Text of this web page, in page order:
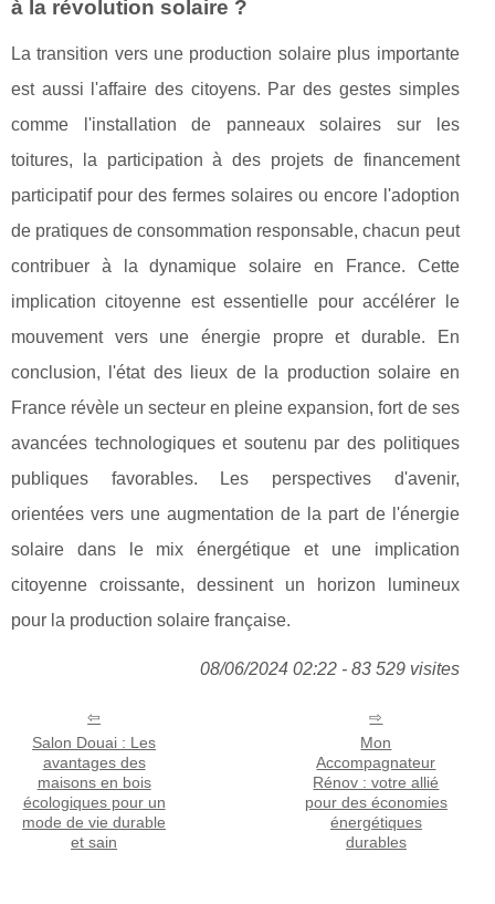
à la révolution solaire ?
La transition vers une production solaire plus importante
est aussi l'affaire des citoyens. Par des gestes simples
comme l'installation de panneaux solaires sur les
toitures, la participation à des projets de financement
participatif pour des fermes solaires ou encore l'adoption
de pratiques de consommation responsable, chacun peut
contribuer à la dynamique solaire en France. Cette
implication citoyenne est essentielle pour accélérer le
mouvement vers une énergie propre et durable. En
conclusion, l'état des lieux de la production solaire en
France révèle un secteur en pleine expansion, fort de ses
avancées technologiques et soutenu par des politiques
publiques favorables. Les perspectives d'avenir,
orientées vers une augmentation de la part de l'énergie
solaire dans le mix énergétique et une implication
citoyenne croissante, dessinent un horizon lumineux
pour la production solaire française.
08/06/2024 02:22 - 83 529 visites
Salon Douai : Les
avantages des
maisons en bois
écologiques pour un
mode de vie durable
et sain
Mon
Accompagnateur
Rénov : votre allié
pour des économies
énergétiques
durables